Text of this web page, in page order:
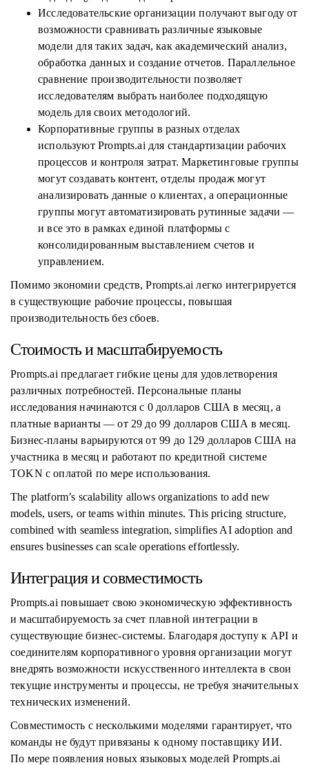
Исследовательские организации получают выгоду от
возможности сравнивать различные языковые
модели для таких задач, как академический анализ,
обработка данных и создание отчетов. Параллельное
сравнение производительности позволяет
исследователям выбрать наиболее подходящую
модель для своих методологий.
Корпоративные группы в разных отделах
используют Prompts.ai для стандартизации рабочих
процессов и контроля затрат. Маркетинговые группы
могут создавать контент, отделы продаж могут
анализировать данные о клиентах, а операционные
группы могут автоматизировать рутинные задачи —
и все это в рамках единой платформы с
консолидированным выставлением счетов и
управлением.
Помимо экономии средств, Prompts.ai легко интегрируется
в существующие рабочие процессы, повышая
производительность без сбоев.
Стоимость и масштабируемость
Prompts.ai предлагает гибкие цены для удовлетворения
различных потребностей. Персональные планы
исследования начинаются с 0 долларов США в месяц, а
платные варианты — от 29 до 99 долларов США в месяц.
Бизнес-планы варьируются от 99 до 129 долларов США на
участника в месяц и работают по кредитной системе
TOKN с оплатой по мере использования.
The platform’s scalability allows organizations to add new
models, users, or teams within minutes. This pricing structure,
combined with seamless integration, simplifies AI adoption and
ensures businesses can scale operations effortlessly.
Интеграция и совместимость
Prompts.ai повышает свою экономическую эффективность
и масштабируемость за счет плавной интеграции в
существующие бизнес-системы. Благодаря доступу к API и
соединителям корпоративного уровня организации могут
внедрять возможности искусственного интеллекта в свои
текущие инструменты и процессы, не требуя значительных
технических изменений.
Совместимость с несколькими моделями гарантирует, что
команды не будут привязаны к одному поставщику ИИ.
По мере появления новых языковых моделей Prompts.ai